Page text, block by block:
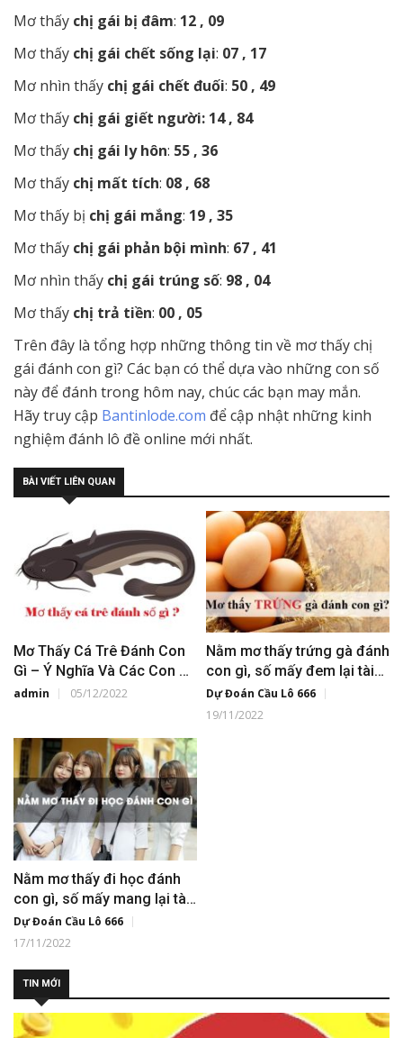
Mơ thấy chị gái bị đâm: 12 , 09
Mơ thấy chị gái chết sống lại: 07 , 17
Mơ nhìn thấy chị gái chết đuối: 50 , 49
Mơ thấy chị gái giết người: 14 , 84
Mơ thấy chị gái ly hôn: 55 , 36
Mơ thấy chị mất tích: 08 , 68
Mơ thấy bị chị gái mắng: 19 , 35
Mơ thấy chị gái phản bội mình: 67 , 41
Mơ nhìn thấy chị gái trúng số: 98 , 04
Mơ thấy chị trả tiền: 00 , 05
Trên đây là tổng hợp những thông tin về mơ thấy chị
gái đánh con gì? Các bạn có thể dựa vào những con số
này để đánh trong hôm nay, chúc các bạn may mắn.
Hãy truy cập Bantinlode.com để cập nhật những kinh
nghiệm đánh lô đề online mới nhất.
BÀI VIẾT LIÊN QUAN
Mơ Thấy Cá Trê Đánh Con
Gì – Ý Nghĩa Và Các Con Số
Đẹp
admin 05/12/2022
Nằm mơ thấy trứng gà đánh
con gì, số mấy đem lại tài
lộc?
Dự Đoán Cầu Lô 666
19/11/2022
Nằm mơ thấy đi học đánh
con gì, số mấy mang lại tài
lộc?
Dự Đoán Cầu Lô 666
17/11/2022
TIN MỚI